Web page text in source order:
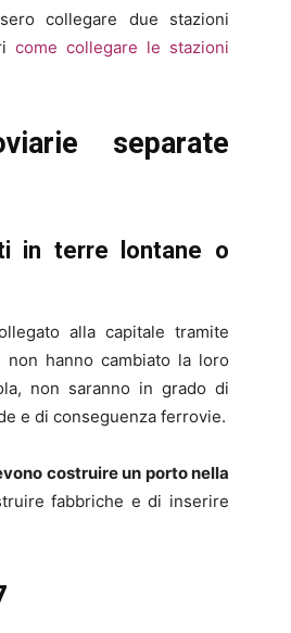
collegare due stazioni
come collegare le stazioni
separate
in terre lontane o
alla capitale tramite
hanno cambiato la loro
non saranno in grado di
e di conseguenza ferrovie.
costruire un porto nella
fabbriche e di inserire